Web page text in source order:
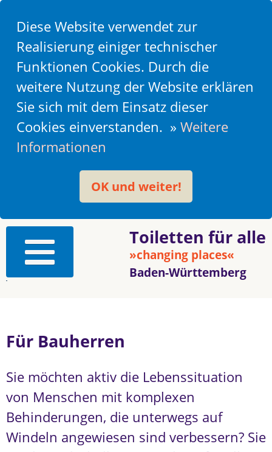
Diese Website verwendet zur
Realisierung einiger technischer
Funktionen Cookies. Durch die
weitere Nutzung der Website erklären
Sie sich mit dem Einsatz dieser
Cookies einverstanden. » Weitere
Informationen
OK und weiter!
Toiletten für alle
»changing places«
Baden-Württemberg
Für Bauherren
Sie möchten aktiv die Lebenssituation
von Menschen mit komplexen
Behinderungen, die unterwegs auf
Windeln angewiesen sind verbessern? Sie